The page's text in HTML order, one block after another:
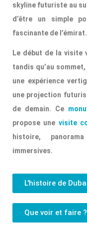
skyline futuriste au
d’être un simple
fascinante de l’émirat.
Le début de la visite
tandis qu’au
une expérience
une projection
de demain. Ce
propose une visite
histoire,
immersives.
L'histoire de
Que voir et faire